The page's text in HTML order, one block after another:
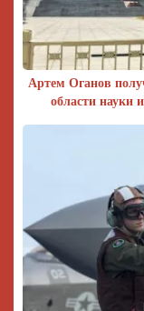
Артем Оганов
области науки